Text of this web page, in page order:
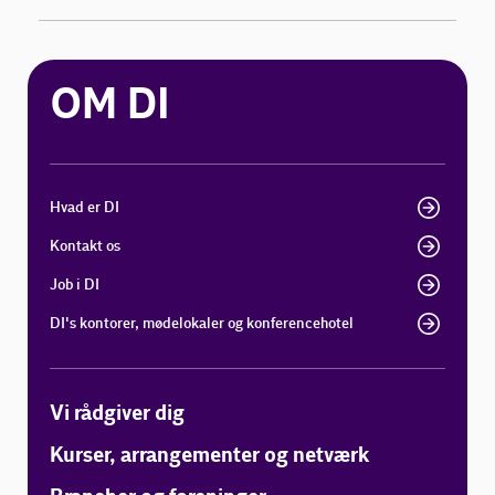
OM DI
Hvad er DI
Kontakt os
Job i DI
DI's kontorer, mødelokaler og konferencehotel
Vi rådgiver dig
Kurser, arrangementer og netværk